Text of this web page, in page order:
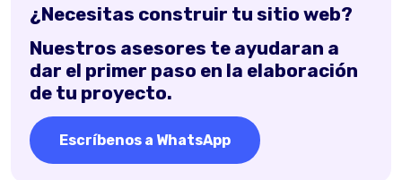
¿Necesitas construir tu sitio web?
Nuestros asesores te ayudaran a
dar el primer paso en la elaboración
de tu proyecto.
Escríbenos a WhatsApp